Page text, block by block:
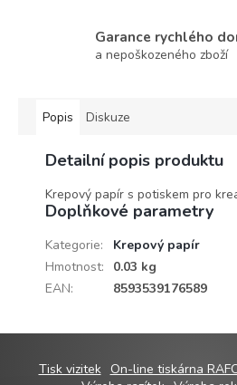
Garance rychlého
a nepoškozeného zboží
Popis Diskuze
Detailní popis produktu
Krepový papír s potiskem pro
Doplňkové parametry
Kategorie:
Krepový papír
Hmotnost:
0.03 kg
EAN: 8593539176589
Tisk vizitek On-line tiskárna